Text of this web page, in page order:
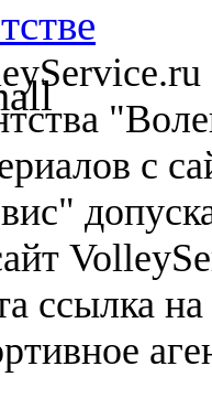
с
ссылка